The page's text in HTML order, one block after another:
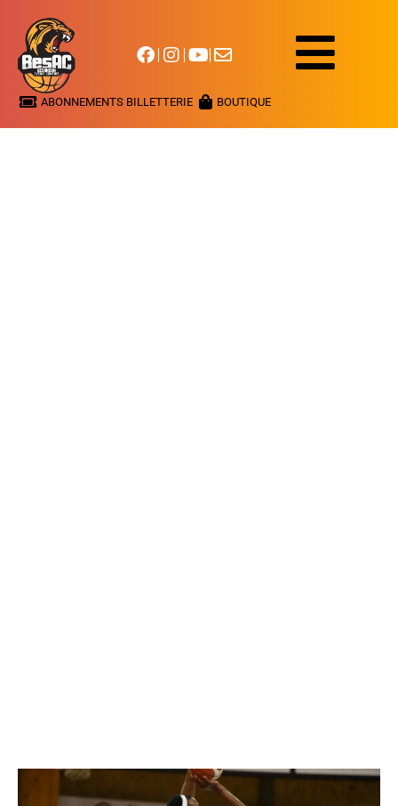
ABONNEMENTS BILLETTERIE BOUTIQUE